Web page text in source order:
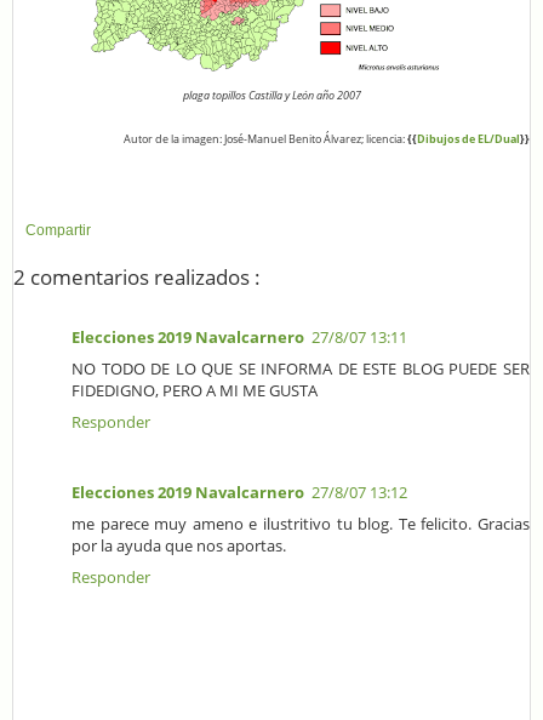
plaga topillos Castilla y León año 2007
Autor de la imagen: José-Manuel Benito Álvarez; licencia:{{Dibujos de EL/Dual}}
Compartir
2 comentarios realizados :
Elecciones 2019 Navalcarnero 27/8/07 13:11
NO TODO DE LO QUE SE INFORMA DE ESTE BLOG PUEDE SER
FIDEDIGNO, PERO A MI ME GUSTA
Responder
Elecciones 2019 Navalcarnero 27/8/07 13:12
me parece muy ameno e ilustritivo tu blog. Te felicito. Gracias
por la ayuda que nos aportas.
Responder